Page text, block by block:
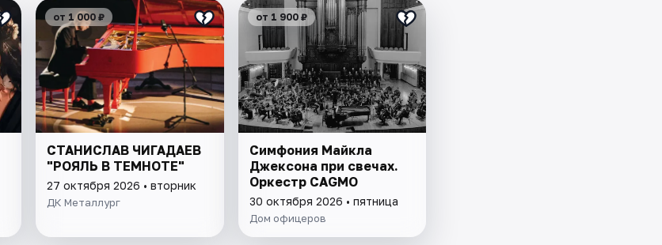
от 1 000 ₽
СТАНИСЛАВ ЧИГАДАЕВ
"РОЯЛЬ В ТЕМНОТЕ"
27 октября 2026 • вторник
ДК Металлург
от 1 900 ₽
Симфония Майкла
Джексона при свечах.
Оркестр CAGMO
30 октября 2026 • пятница
Дом офицеров